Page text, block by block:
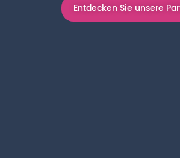
Entdecken Sie unsere